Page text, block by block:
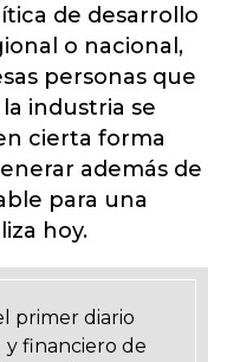
de desarrollo
o nacional,
personas que
industria se
cierta forma
además de
para una
hoy.
primer diario
y financiero de